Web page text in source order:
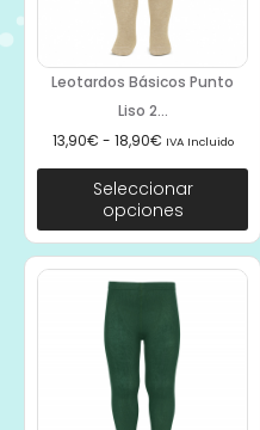
Leotardos Básicos Punto
Liso 2...
13,90€ - 18,90€ IVA Incluido
Seleccionar
opciones